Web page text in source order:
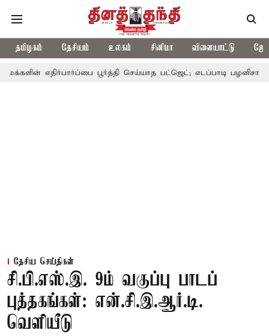
தமிழகம் தேசியம் உலகம் சினிமா விளையாட்டு
பூர்த்தி செய்யாத பட்ஜெட்; எடப்பாடி பழனிசாமி
தேசிய செய்திகள்
சி.பி.எஸ்.இ. 9ம் வகுப்பு பாடப்
புத்தகங்கள்: என்.சி.இ.ஆர்.டி.
வெளியீடு